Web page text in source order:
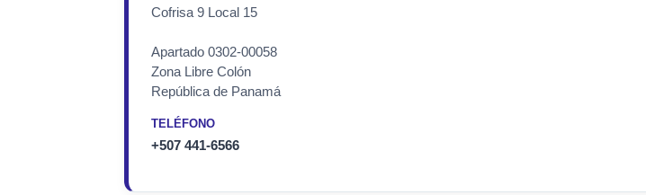
Cofrisa 9 Local 15
Apartado 0302-00058
Zona Libre Colón
República de Panamá
TELÉFONO
+507 441-6566